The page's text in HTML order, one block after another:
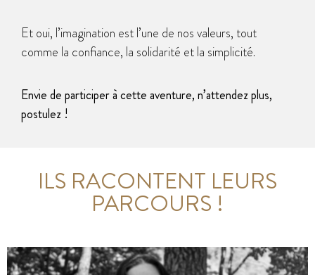
Et oui, l’imagination est l’une de nos valeurs, tout
comme la confiance, la solidarité et la simplicité.
Envie de participer à cette aventure, n’attendez plus,
postulez !
ILS RACONTENT LEURS
PARCOURS !